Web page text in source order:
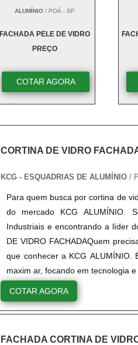
ALUMÍNIO/ POÁ - SP
FACHADA PELE DE VIDRO
PREÇO
COTAR AGORA
CORTINA DE VIDRO
KCG - ESQUADRIAS DE ALUMÍNIO/
Para quem busca por cortina de
do mercado KCG ALUMÍNIO.
Industriais e encontrando a líder
DE VIDRO FACHADAQuem
que conhecer a KCG ALUMÍNIO.
maxim ar, focando em tecnologia
COTAR AGORA
FACHADA CORTINA DE